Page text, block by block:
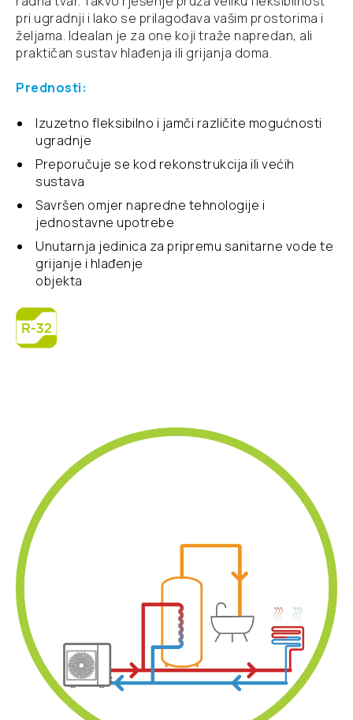
pri ugradnji i lako se prilagođava vašim prostorima i
željama. Idealan je za one koji traže napredan, ali
praktičan sustav hlađenja ili grijanja doma.
Prednosti:
Izuzetno fleksibilno i jamči različite mogućnosti
ugradnje
Preporučuje se kod rekonstrukcija ili većih
sustava
Savršen omjer napredne tehnologije i
jednostavne upotrebe
Unutarnja jedinica za pripremu sanitarne vode te
grijanje i hlađenje
objekta